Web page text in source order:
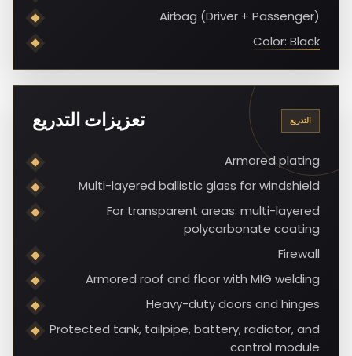
Airbag (Driver + Passenger)
Color: Black
التدريع تعزيزات التدريع
Armored plating
Multi-layered ballistic glass for windshield
For transparent areas: multi-layered
polycarbonate coating
Firewall
Armored roof and floor with MIG welding
Heavy-duty doors and hinges
Protected tank, tailpipe, battery, radiator, and
control module